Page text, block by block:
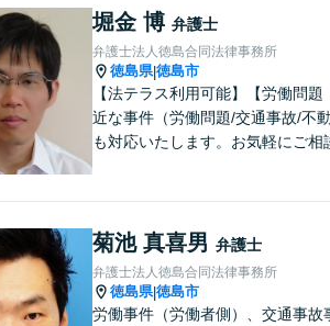
堀金 博 弁護士
弁護士法人徳島合同法律事務所
徳島県|徳島市
【法テラス利用可能】【労働問
近な事件（労働問題/交通事故/不
も対応いたします。お気軽にご相
菊池 真喜男 弁護士
弁護士法人徳島合同法律事務所
徳島県|徳島市
労働事件（労働者側）、交通事